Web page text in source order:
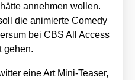
anneh­men wol­len.
die ani­mier­te Come­dy
bei CBS All Access
gehen.
eine Art Mini-Teaser,